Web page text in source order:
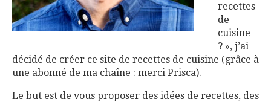
recettes
de
cuisine
? », j’ai
décidé de créer ce site de recettes de cuisine (grâce à
une abonné de ma chaîne : merci Prisca).
Le but est de vous proposer des idées de recettes, des